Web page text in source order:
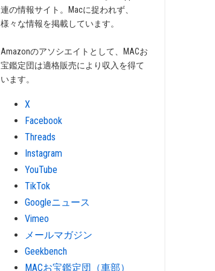
連の情報サイト。Macに捉われず、
様々な情報を掲載しています。
Amazonのアソシエイトとして、MACお
宝鑑定団は適格販売により収入を得て
います。
X
Facebook
Threads
Instagram
YouTube
TikTok
Googleニュース
Vimeo
メールマガジン
Geekbench
MACお宝鑑定団（車部）